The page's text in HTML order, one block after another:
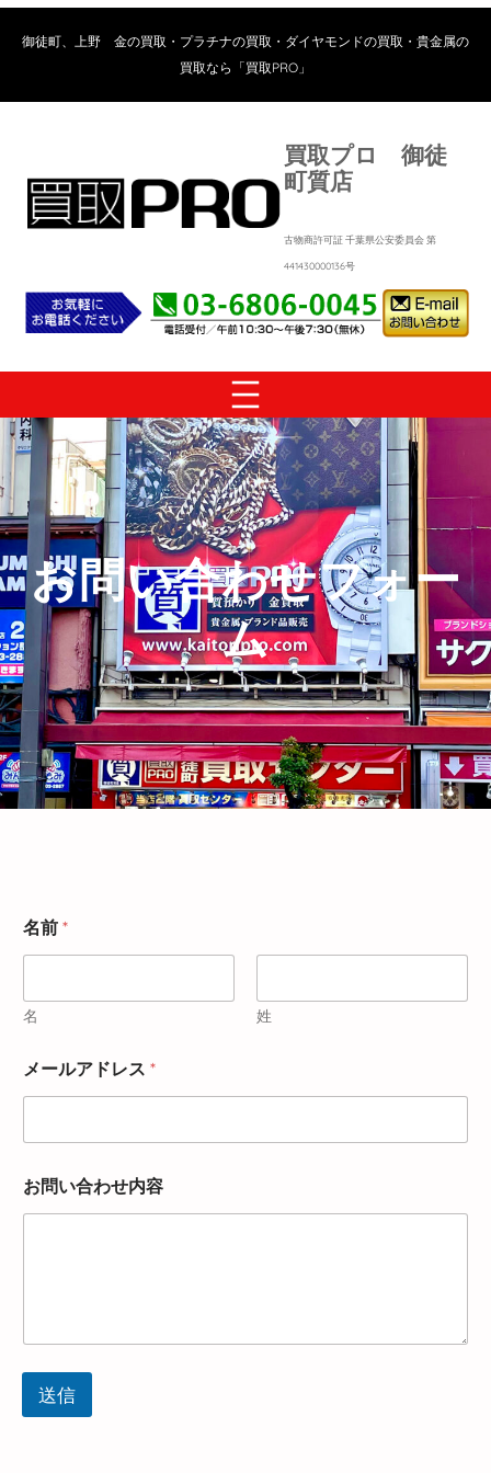
内
御徒町、上野 金の買取・プラチナの買取・ダイヤモンドの買取・貴金属の
買取なら「買取PRO」
買取プロ 御徒
町質店
古物商許可証 千葉県公安委員会 第
441430000136号
お問い合わせフォー
ム
名前 *
名 姓
メールアドレス *
お問い合わせ内容
送信